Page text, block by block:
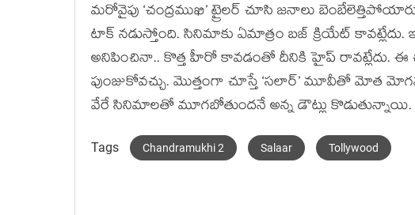
మరోవైపు ‘చంద్రముఖి’ ట్రైలర్ చూసి జనాలు
టాక్ నడుస్తోంది. సినిమాకు ఏమాత్రం బజ్ క్రియేట్ కావట్లేదు.
అనిపించినా.. కొత్త హీరో కావడంతో దీనికి హైప్ రావట్లేదు. ఈ
పుంజుకోవచ్చు. మొత్తంగా చూస్తే ‘సలార్’ మూవీతో మోత
వేరే సినిమాలతో మూగబోతుందనే అన్న డౌట్లు కొడుతున్నాయి.
Tags Chandramukhi 2 Salaar Tollywood